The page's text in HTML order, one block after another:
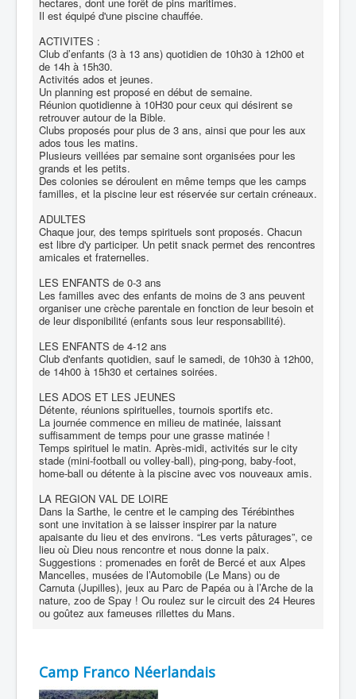
Il est équipé d'une piscine chauffée.
ACTIVITES :
Club d’enfants (3 à 13 ans) quotidien de 10h30 à 12h00 et
de 14h à 15h30.
Activités ados et jeunes.
Un planning est proposé en début de semaine.
Réunion quotidienne à 10H30 pour ceux qui désirent se
retrouver autour de la Bible.
Clubs proposés pour plus de 3 ans, ainsi que pour les aux
ados tous les matins.
Plusieurs veillées par semaine sont organisées pour les
grands et les petits.
Des colonies se déroulent en même temps que les camps
familles, et la piscine leur est réservée sur certain créneaux.
ADULTES
Chaque jour, des temps spirituels sont proposés. Chacun
est libre d'y participer. Un petit snack permet des rencontres
amicales et fraternelles.
LES ENFANTS de 0-3 ans
Les familles avec des enfants de moins de 3 ans peuvent
organiser une crèche parentale en fonction de leur besoin et
de leur disponibilité (enfants sous leur responsabilité).
LES ENFANTS de 4-12 ans
Club d'enfants quotidien, sauf le samedi, de 10h30 à 12h00,
de 14h00 à 15h30 et certaines soirées.
LES ADOS ET LES JEUNES
Détente, réunions spirituelles, tournois sportifs etc.
La journée commence en milieu de matinée, laissant
suffisamment de temps pour une grasse matinée !
Temps spirituel le matin. Après-midi, activités sur le city
stade (mini-football ou volley-ball), ping-pong, baby-foot,
home-ball ou détente à la piscine avec vos nouveaux amis.
LA REGION VAL DE LOIRE
Dans la Sarthe, le centre et le camping des Térébinthes
sont une invitation à se laisser inspirer par la nature
apaisante du lieu et des environs. “Les verts pâturages”, ce
lieu où Dieu nous rencontre et nous donne la paix.
Suggestions : promenades en forêt de Bercé et aux Alpes
Mancelles, musées de l’Automobile (Le Mans) ou de
Carnuta (Jupilles), jeux au Parc de Papéa ou à l’Arche de la
nature, zoo de Spay ! Ou roulez sur le circuit des 24 Heures
ou goûtez aux fameuses rillettes du Mans.
Camp Franco Néerlandais